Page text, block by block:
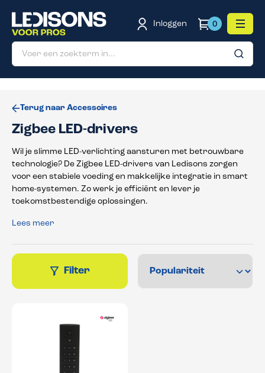
hoofdinhoud
Inloggen
0
Terug naar Accessoires
Zigbee LED-drivers
Wil je slimme LED-verlichting aansturen met betrouwbare
technologie? De Zigbee LED-drivers van Ledisons zorgen
voor een stabiele voeding en makkelijke integratie in smart
home-systemen. Zo werk je efficiënt en lever je
toekomstbestendige oplossingen.
Lees meer
Filter